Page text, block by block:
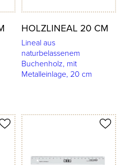
HOLZLINEAL 20 CM
Lineal aus
naturbelassenem
Buchenholz, mit
Metalleinlage, 20 cm
merken